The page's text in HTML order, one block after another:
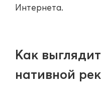
Интернета.
Как
нативной